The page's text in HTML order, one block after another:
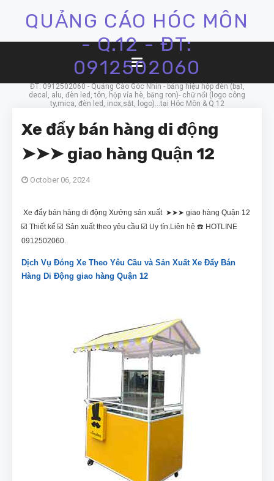
QUẢNG CÁO HÓC MÔN
- Q.12 - ĐT:
0912502060
ĐT: 0912502060 - Quảng Cáo Góc Nhìn - bảng hiệu hộp đèn (bạt,
decal, alu, đèn led, tôn, hộp vỉa hè, băng ron)- chữ nổi (logo công
ty,mica, đèn led, inox,sắt, logo)...tại Hóc Môn & Q.12
Xe đẩy bán hàng di động
➤➤➤ giao hàng Quận 12
October 06, 2024
Xe đẩy bán hàng di động Xưởng sản xuất ➤➤➤ giao hàng Quận 12
☑️ Thiết kế ☑️ Sản xuất theo yêu cầu ☑️ Uy tín.Liên hệ ☎️ HOTLINE
0912502060.
Dịch Vụ Đóng Xe Theo Yêu Cầu và Sản Xuất Xe Đẩy Bán
Hàng Di Động giao hàng Quận 12